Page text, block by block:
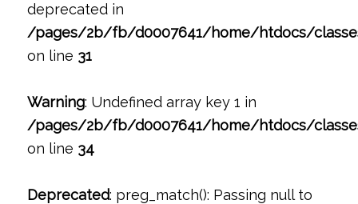
deprecated in
/pages/2b/fb/d0007641/home/htdocs/
on line 31
Warning: Undefined array key 1 in
/pages/2b/fb/d0007641/home/htdocs/
on line 34
Deprecated: preg_match(): Passing null to